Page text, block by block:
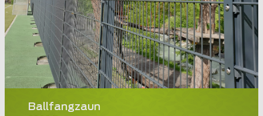
Ballfangzaun